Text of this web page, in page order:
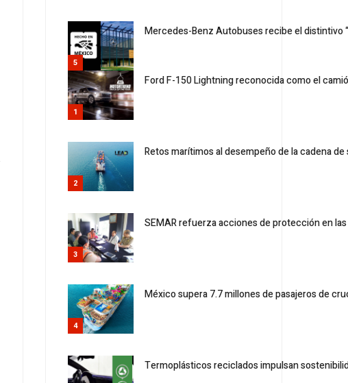
5
Mercedes-Benz Autobuses recibe el distintivo
1
Ford F-150 Lightning reconocida como el
2
Retos marítimos al desempeño de la cadena
3
SEMAR refuerza acciones de protección en
4
México supera 7.7 millones de pasajeros de
Termoplásticos reciclados impulsan